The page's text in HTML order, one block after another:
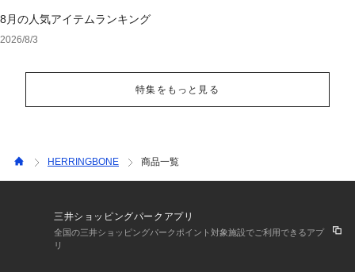
8月の人気アイテムランキング
2026/8/3
特集をもっと見る
HERRINGBONE 商品一覧
三井ショッピングパークアプリ
全国の三井ショッピングパークポイント対象施設でご利用できるアプ
リ